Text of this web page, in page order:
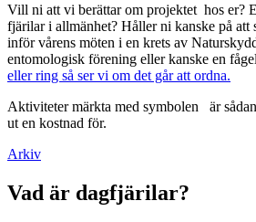
Vill ni att vi berättar om projektet hos er?
fjärilar i allmänhet? Håller ni kanske på att
inför vårens möten i en krets av
entomologisk förening eller kanske en
eller ring så ser vi om det går att ordna.
Aktiviteter märkta med symbolen
är
ut en kostnad för.
Arkiv
Vad är dagfjärilar?